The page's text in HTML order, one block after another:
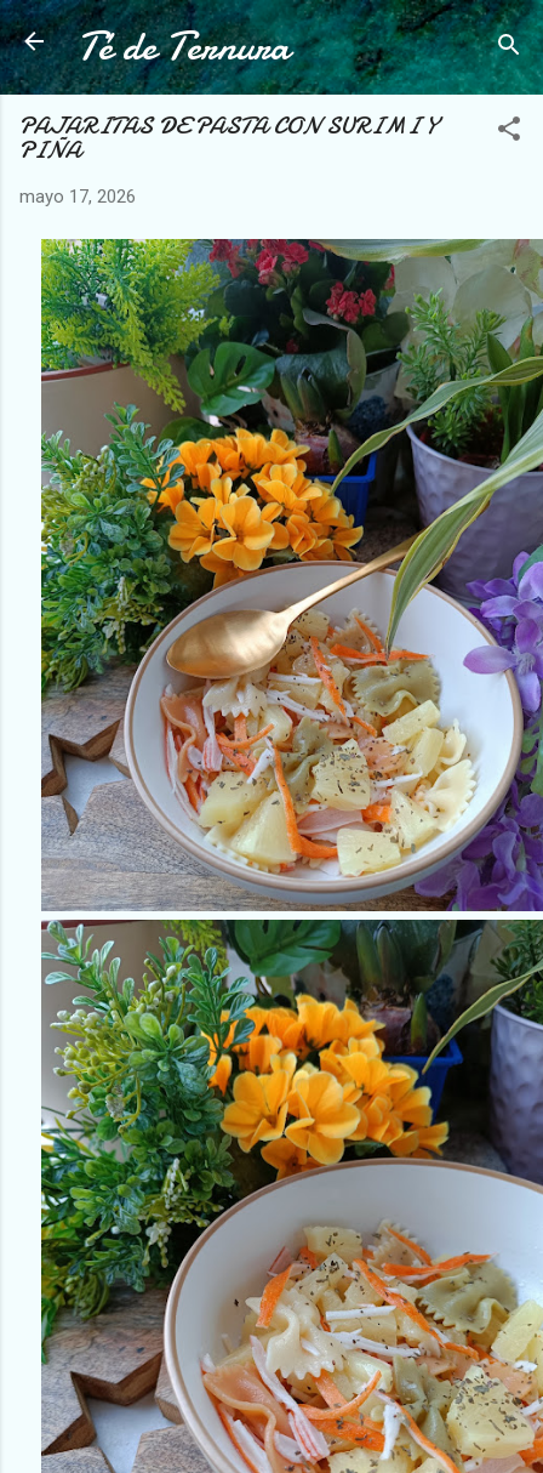
Ir al contenido principal
Té de Ternura
PAJARITAS DE PASTA CON SURIMI Y
PIÑA
mayo 17, 2026